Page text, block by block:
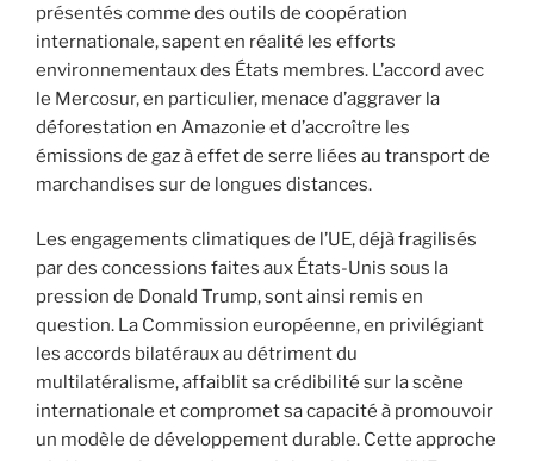
présentés comme des outils de coopération
internationale, sapent en réalité les efforts
environnementaux des États membres. L’accord avec
le Mercosur, en particulier, menace d’aggraver la
déforestation en Amazonie et d’accroître les
émissions de gaz à effet de serre liées au transport de
marchandises sur de longues distances.
Les engagements climatiques de l’UE, déjà fragilisés
par des concessions faites aux États-Unis sous la
pression de Donald Trump, sont ainsi remis en
question. La Commission européenne, en privilégiant
les accords bilatéraux au détriment du
multilatéralisme, affaiblit sa crédibilité sur la scène
internationale et compromet sa capacité à promouvoir
un modèle de développement durable. Cette approche